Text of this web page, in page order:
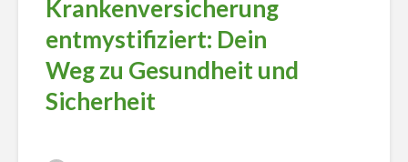
Krankenversicherung
entmystifiziert: Dein
Weg zu Gesundheit und
Sicherheit